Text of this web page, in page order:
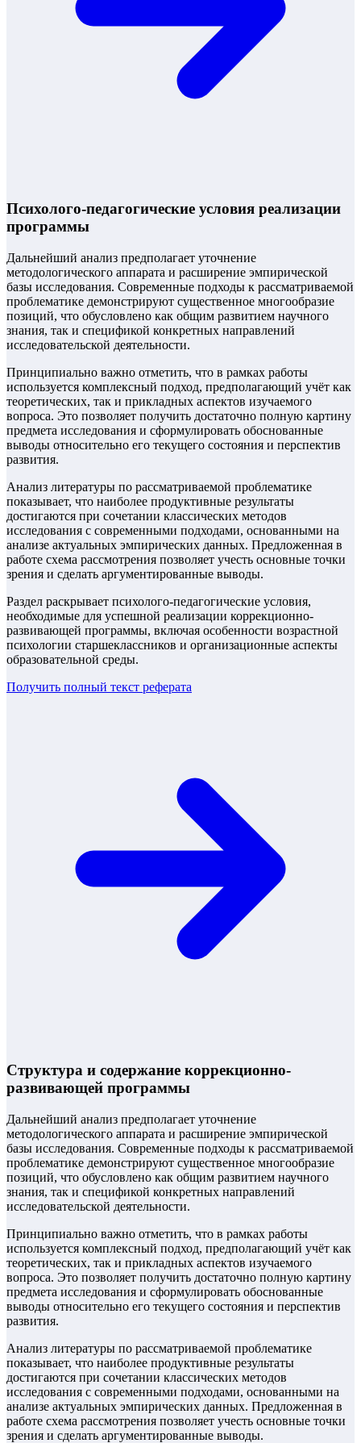
Психолого-педагогические условия реализации
программы
Дальнейший анализ предполагает уточнение
методологического аппарата и расширение эмпирической
базы исследования. Современные подходы к рассматриваемой
проблематике демонстрируют существенное многообразие
позиций, что обусловлено как общим развитием научного
знания, так и спецификой конкретных направлений
исследовательской деятельности.
Принципиально важно отметить, что в рамках работы
используется комплексный подход, предполагающий учёт как
теоретических, так и прикладных аспектов изучаемого
вопроса. Это позволяет получить достаточно полную картину
предмета исследования и сформулировать обоснованные
выводы относительно его текущего состояния и перспектив
развития.
Анализ литературы по рассматриваемой проблематике
показывает, что наиболее продуктивные результаты
достигаются при сочетании классических методов
исследования с современными подходами, основанными на
анализе актуальных эмпирических данных. Предложенная в
работе схема рассмотрения позволяет учесть основные точки
зрения и сделать аргументированные выводы.
Раздел раскрывает психолого-педагогические условия,
необходимые для успешной реализации коррекционно-
развивающей программы, включая особенности возрастной
психологии старшеклассников и организационные аспекты
образовательной среды.
Получить полный текст реферата
Структура и содержание коррекционно-
развивающей программы
Дальнейший анализ предполагает уточнение
методологического аппарата и расширение эмпирической
базы исследования. Современные подходы к рассматриваемой
проблематике демонстрируют существенное многообразие
позиций, что обусловлено как общим развитием научного
знания, так и спецификой конкретных направлений
исследовательской деятельности.
Принципиально важно отметить, что в рамках работы
используется комплексный подход, предполагающий учёт как
теоретических, так и прикладных аспектов изучаемого
вопроса. Это позволяет получить достаточно полную картину
предмета исследования и сформулировать обоснованные
выводы относительно его текущего состояния и перспектив
развития.
Анализ литературы по рассматриваемой проблематике
показывает, что наиболее продуктивные результаты
достигаются при сочетании классических методов
исследования с современными подходами, основанными на
анализе актуальных эмпирических данных. Предложенная в
работе схема рассмотрения позволяет учесть основные точки
зрения и сделать аргументированные выводы.